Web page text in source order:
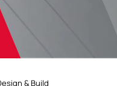
& Build